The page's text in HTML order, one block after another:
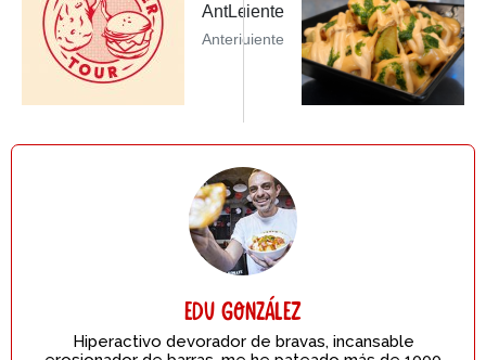
AntLeer Post Anterior#bravurgertour
Anterior
Siguiente PostL’empanatSiguiente
Siguiente
Edu González
Hiperactivo devorador de bravas, incansable